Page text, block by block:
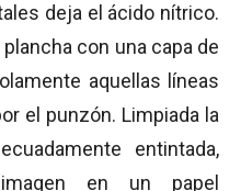
deja el ácido nítrico.
con una capa de
aquellas líneas
el punzón. Limpiada la
entintada,
en un papel